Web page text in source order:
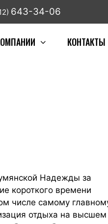
643-34-06
КОНТАКТЫ
Надежды за
короткого времени
числе самому
отдыха на высшем